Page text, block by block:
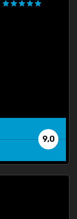
9,0